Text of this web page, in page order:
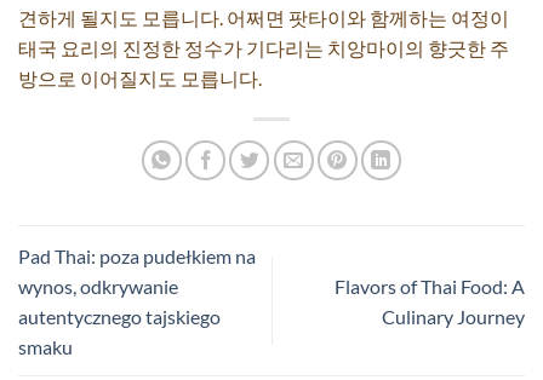
견하게 될지도 모릅니다. 어쩌면 팟타이와 함께하는 여정이
태국 요리의 진정한 정수가 기다리는 치앙마이의 향긋한 주
방으로 이어질지도 모릅니다.
Pad Thai: poza pudełkiem na
wynos, odkrywanie
autentycznego tajskiego
smaku
Flavors of Thai Food: A
Culinary Journey